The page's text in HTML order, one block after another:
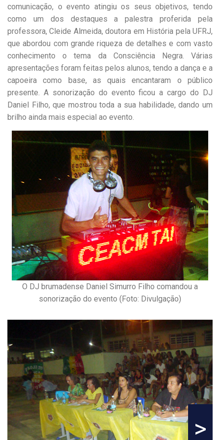
comunicação, o evento atingiu os seus objetivos, tendo
como um dos destaques a palestra proferida pela
professora, Cleide Almeida, doutora em História pela UFRJ,
que abordou com grande riqueza de detalhes e com vasto
conhecimento o tema da Consciência Negra. Várias
apresentações foram feitas pelos alunos, tendo a dança e a
capoeira como base, as quais encantaram o público
presente. A sonorização do evento ficou a cargo do DJ
Daniel Filho, que mostrou toda a sua habilidade, dando um
brilho ainda mais especial ao evento.
O DJ brumadense Daniel Simurro Filho comandou a
sonorização do evento (Foto: Divulgação)
>